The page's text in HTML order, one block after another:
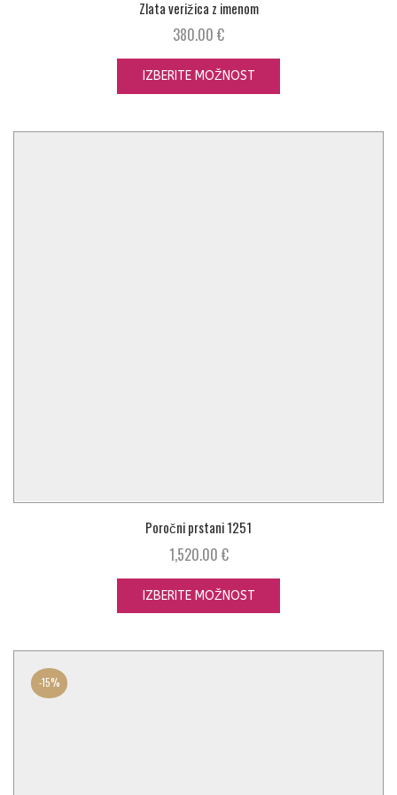
Zlata verižica z imenom
380.00 €
IZBERITE MOŽNOST
Poročni prstani 1251
1,520.00 €
IZBERITE MOŽNOST
-15%